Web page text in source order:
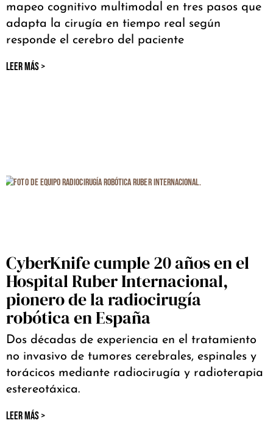
mapeo cognitivo multimodal en tres pasos que
adapta la cirugía en tiempo real según
responde el cerebro del paciente
LEER MÁS >
CyberKnife cumple 20 años en el
Hospital Ruber Internacional,
pionero de la radiocirugía
robótica en España
Dos décadas de experiencia en el tratamiento
no invasivo de tumores cerebrales, espinales y
torácicos mediante radiocirugía y radioterapia
estereotáxica.
LEER MÁS >